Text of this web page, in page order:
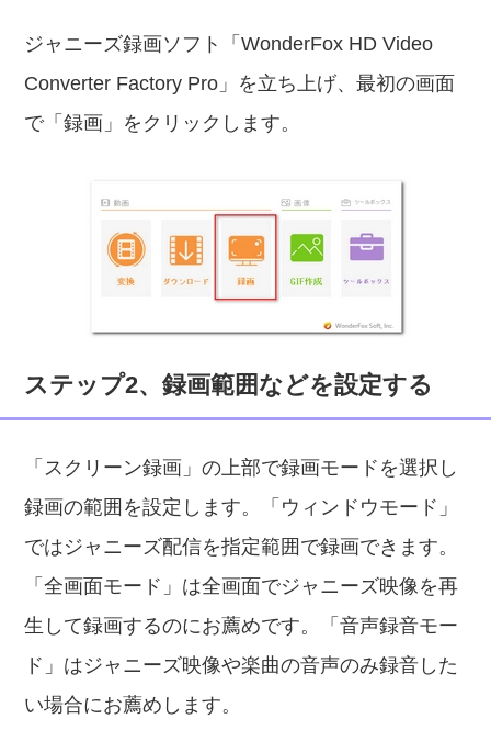
ジャニーズ録画ソフト「WonderFox HD Video
Converter Factory Pro」を立ち上げ、最初の画面
で「録画」をクリックします。
ステップ2、録画範囲などを設定する
「スクリーン録画」の上部で録画モードを選択し
録画の範囲を設定します。「ウィンドウモード」
ではジャニーズ配信を指定範囲で録画できます。
「全画面モード」は全画面でジャニーズ映像を再
生して録画するのにお薦めです。「音声録音モー
ド」はジャニーズ映像や楽曲の音声のみ録音した
い場合にお薦めします。